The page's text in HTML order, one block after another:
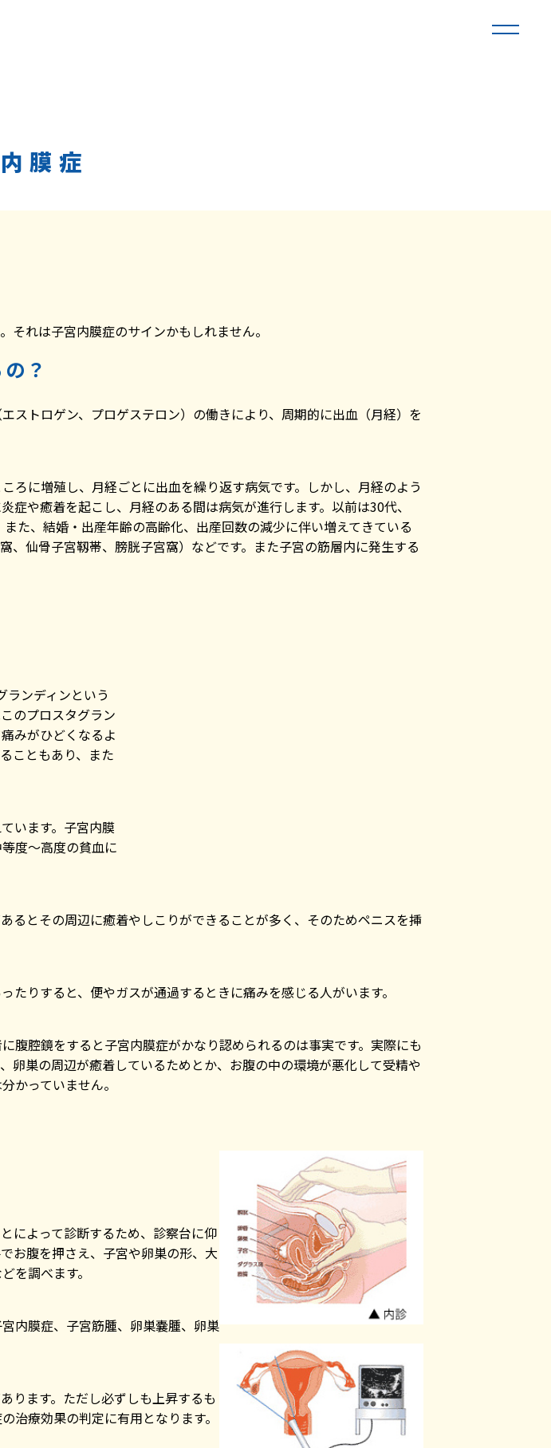
膜症
れは子宮内膜症のサインかもしれません。
？
ストロゲン、プロゲステロン）の働きにより、周期的に出血（月経）を
ろに増殖し、月経ごとに出血を繰り返す病気です。しかし、月経のよう
や癒着を起こし、月経のある間は病気が進行します。以前は30代、
た、結婚・出産年齢の高齢化、出産回数の減少に伴い増えてきている
、仙骨子宮靱帯、膀胱子宮窩）などです。また子宮の筋層内に発生する
ランディンという
のプロスタグラン
みがひどくなるよ
こともあり、また
います。子宮内膜
度～高度の貧血に
るとその周辺に癒着やしこりができることが多く、そのためペニスを挿
りすると、便やガスが通過するときに痛みを感じる人がいます。
腹腔鏡をすると子宮内膜症がかなり認められるのは事実です。実際にも
卵巣の周辺が癒着しているためとか、お腹の中の環境が悪化して受精や
かっていません。
によって診断するため、診察台に仰
お腹を押さえ、子宮や卵巣の形、大
を調べます。
内膜症、子宮筋腫、卵巣嚢腫、卵巣
ります。ただし必ずしも上昇するも
治療効果の判定に有用となります。